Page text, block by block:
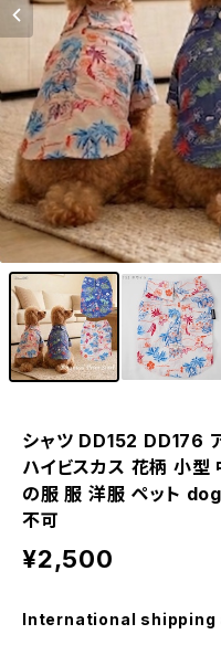
シャツ DD152 DD176
ハイビスカス 花柄 小
の服 服 洋服 ペット
不可
¥2,500
International shipping